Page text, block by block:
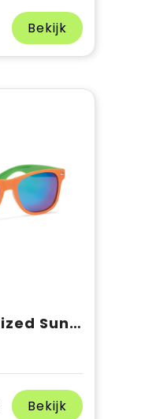
Bekijk
Fully customized Sunglasses
Bekijk